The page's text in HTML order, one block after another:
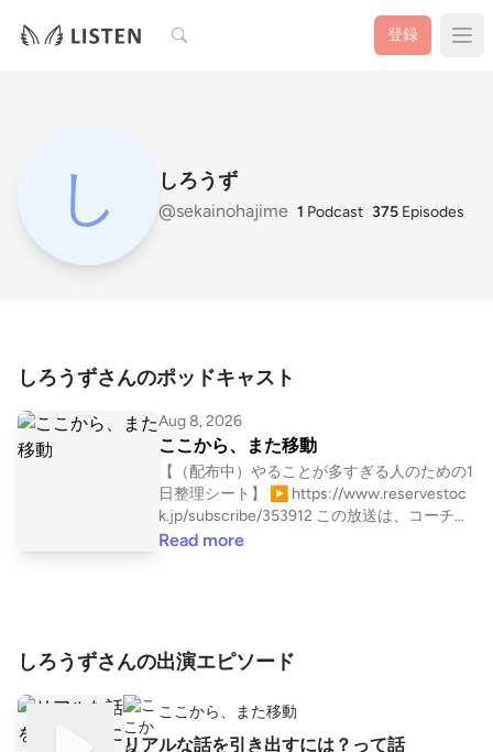
検索 登録
しろうず
@sekainohajime 1 Podcast 375 Episodes
しろうずさんのポッドキャスト
Aug 8, 2026
ここから、また移動
【（配布中）やることが多すぎる人のための1
日整理シート】 ▶︎ https://www.reservestoc
k.jp/subscribe/353912 この放送は、コーチ歴
21年の僕が、行動科学やコーチング、ライフ
組織チームをアップデートする」 ▶︎ https://s
mart.reservestock.jp/subscribe_form/index/9
mLKwsxJ
Read more
しろうずさんの出演エピソード
ここから、また移動
リアルな話を引き出すには？って話